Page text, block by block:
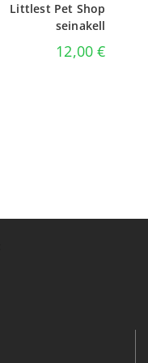
Littlest Pet Shop
seinakell
12,00€